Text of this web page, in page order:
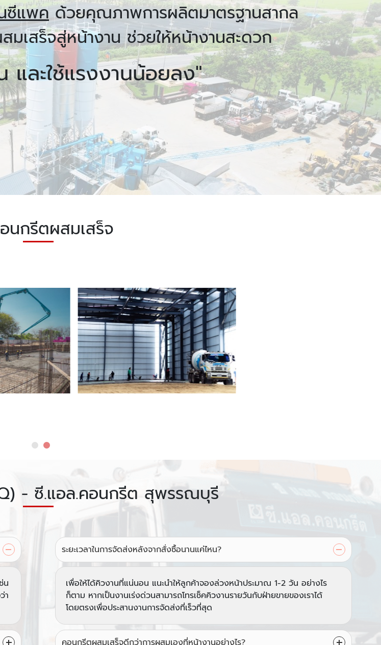
ซีแพคด้วยคุณภาพการผลิตมาตรฐานสากล
เสร็จสู่หน้างาน ช่วยให้หน้างานสะดวก
และใช้แรงงานน้อยลง"
นกรีตผสมเสร็จ
- ซี.แอล.คอนกรีต สุพรรณบุรี
น
า
ระยะเวลาในการจัดส่งหลังจากสั่งซื้อนานแค่ไหน?
เพื่อให้ได้คิวงานที่แน่นอน แนะนำให้ลูกค้าจองล่วงหน้าประมาณ 1-2 วัน อย่างไร
ก็ตาม หากเป็นงานเร่งด่วนสามารถโทรเช็คคิวงานรายวันกับฝ่ายขายของเราได้
โดยตรงเพื่อประสานงานการจัดส่งที่เร็วที่สุด